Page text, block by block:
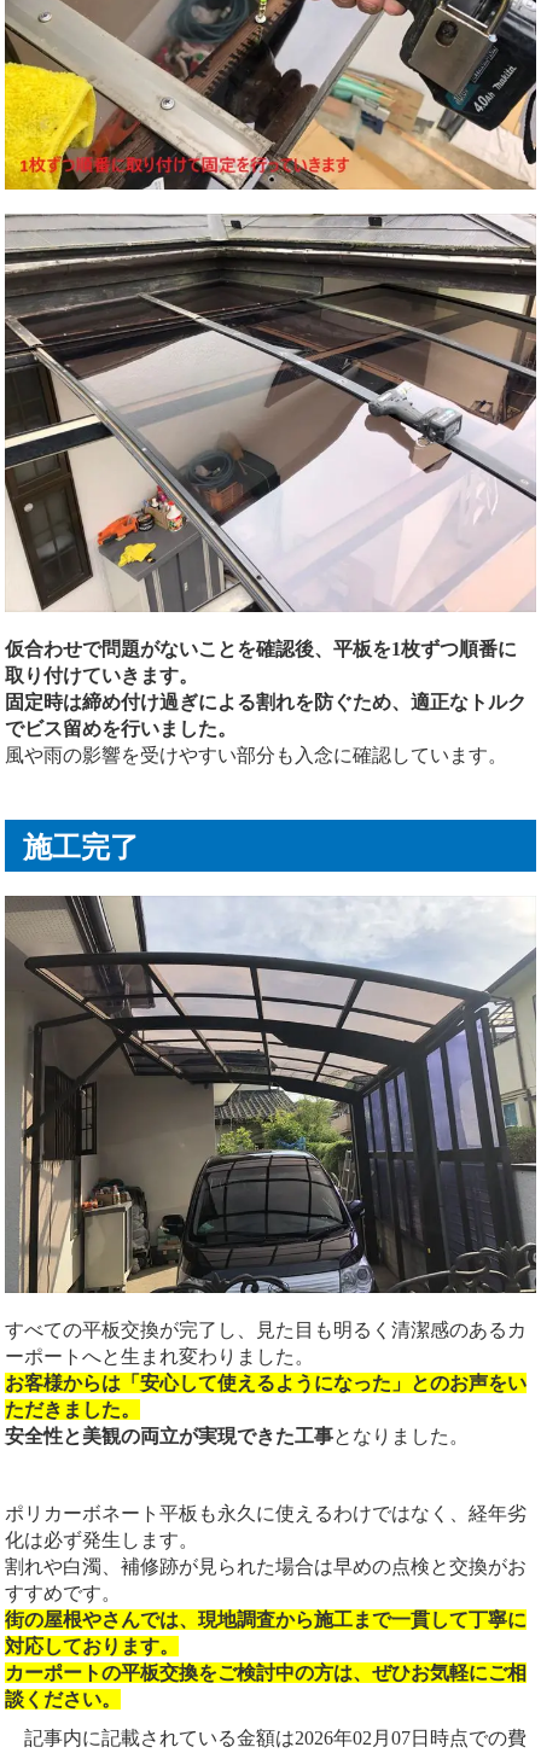
仮合わせで問題がないことを確認後、平板を1枚ずつ順番に
取り付けていきます。
固定時は締め付け過ぎによる割れを防ぐため、適正なトルク
でビス留めを行いました。
風や雨の影響を受けやすい部分も入念に確認しています。
施工完了
すべての平板交換が完了し、見た目も明るく清潔感のあるカ
ーポートへと生まれ変わりました。
お客様からは「安心して使えるようになった」とのお声をい
ただきました。
安全性と美観の両立が実現できた工事となりました。
ポリカーボネート平板も永久に使えるわけではなく、経年劣
化は必ず発生します。
割れや白濁、補修跡が見られた場合は早めの点検と交換がお
すすめです。
街の屋根やさんでは、現地調査から施工まで一貫して丁寧に
対応しております。
カーポートの平板交換をご検討中の方は、ぜひお気軽にご相
談ください。
記事内に記載されている金額は2026年02月07日時点での費